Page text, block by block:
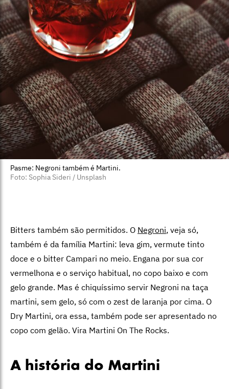
Pasme: Negroni também é Martini.
Foto: Sophia Sideri / Unsplash
Bitters também são permitidos. O Negroni, veja só,
também é da família Martini: leva gim, vermute tinto
doce e o bitter Campari no meio. Engana por sua cor
vermelhona e o serviço habitual, no copo baixo e com
gelo grande. Mas é chiquíssimo servir Negroni na taça
martini, sem gelo, só com o zest de laranja por cima. O
Dry Martini, ora essa, também pode ser apresentado no
copo com gelão. Vira Martini On The Rocks.
A história do Martini